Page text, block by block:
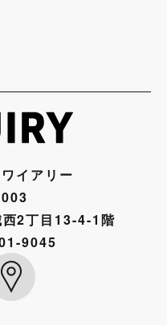
イアリー
2丁目13-4-1階
9045